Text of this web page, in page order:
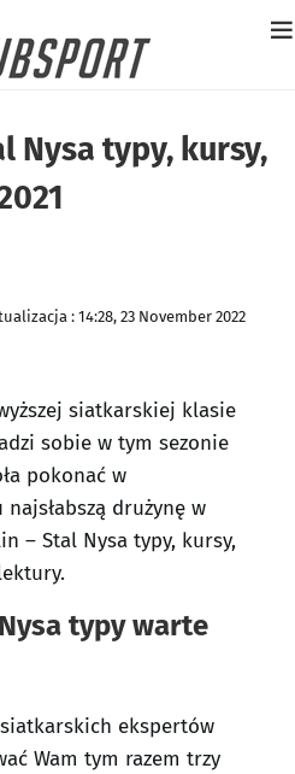
Nysa typy, kursy,
: 14:28, 23 November 2022
siatkarskiej klasie
sobie w tym sezonie
pokonać w
drużynę w
– Stal Nysa typy, kursy,
typy warte
ekspertów
Wam tym razem trzy